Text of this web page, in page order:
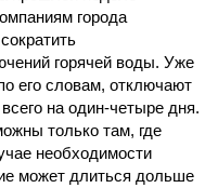
города
горячей воды. Уже
его словам, отключают
на один-четыре дня.
только там, где
необходимости
может длиться дольше